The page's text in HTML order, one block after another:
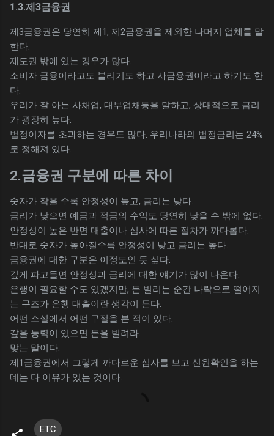
1.3.제3금융권
제3금융권은 당연히 제1, 제2금융권을 제외한 나머지 업체를 말
한다.
제도권 밖에 있는 경우가 많다.
소비자 금융이라고도 불리기도 하고 사금융권이라고 하기도 한
다.
우리가 잘 아는 사채업, 대부업채등을 말하고, 상대적으로 금리
가 굉장히 높다.
법정이자를 초과하는 경우도 많다. 우리나라의 법정금리는 24%
로 정해져 있다.
2.금융권 구분에 따른 차이
숫자가 작을 수록 안정성이 높고, 금리는 낮다.
금리가 낮으면 예금과 적금의 수익도 당연히 낮을 수 밖에 없다.
안정성이 높은 반면 대출이나 심사에 따른 절차가 까다롭다.
반대로 숫자가 높아질수록 안정성이 낮고 금리는 높다.
금융권에 대한 구분은 이정도인 듯 싶다.
깊게 파고들면 안정성과 금리에 대한 얘기가 많이 나온다.
은행이 필요할 수도 있겠지만, 돈 빌리는 순간 나락으로 떨어지
는 구조가 은행 대출이란 생각이 든다.
어떤 소설에서 어떤 구절을 본 적이 있다.
갚을 능력이 있으면 돈을 빌려라.
맞는 말이다.
제1금융권에서 그렇게 까다로운 심사를 보고 신원확인을 하는
데는 다 이유가 있는 것이다.
ETC